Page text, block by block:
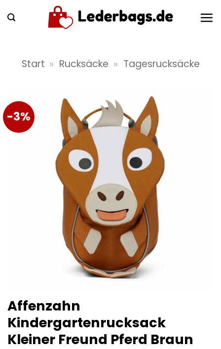
Inhalt
Start » Rucksäcke » Tagesrucksäcke
-3%
Affenzahn
Kindergartenrucksack
Kleiner Freund Pferd Braun